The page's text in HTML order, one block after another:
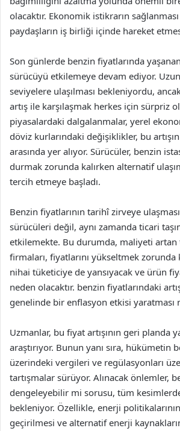
olacaktır. Ekonomik istikrarın
paydaşların iş birliği içinde hareket
Son günlerde benzin fiyatlarında
sürücüyü etkilemeye devam ediyor.
seviyelere ulaşılması bekleniyordu,
artış ile karşılaşmak herkes için sürpriz
piyasalardaki dalgalanmalar, yerel
döviz kurlarındaki değişiklikler, bu
arasında yer alıyor. Sürücüler, benzin
durmak zorunda kalırken alternatif
tercih etmeye başladı.
Benzin fiyatlarının tarihî zirveye
sürücüleri değil, aynı zamanda ticari
etkilemekte. Bu durumda, maliyeti artan
firmaları, fiyatlarını yükseltmek
nihai tüketiciye de yansıyacak ve ürün
neden olacaktır. benzin fiyatlarındaki
genelinde bir enflasyon etkisi yaratması
Uzmanlar, bu fiyat artışının geri planda
araştırıyor. Bunun yanı sıra, hükümetin
üzerindeki vergileri ve regülasyonları
tartışmalar sürüyor. Alınacak önlemler,
dengeleyebilir mi sorusu, tüm
bekleniyor. Özellikle, enerji
geçirilmesi ve alternatif enerji